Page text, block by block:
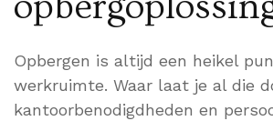
Opbergen is altijd een heikel
werkruimte. Waar laat je al die
kantoorbenodigdheden en